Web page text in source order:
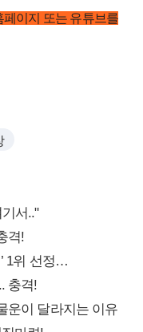
이지 또는 유튜브를
서.."
격!
1위 선정…
충격!
운이 달라지는 이유